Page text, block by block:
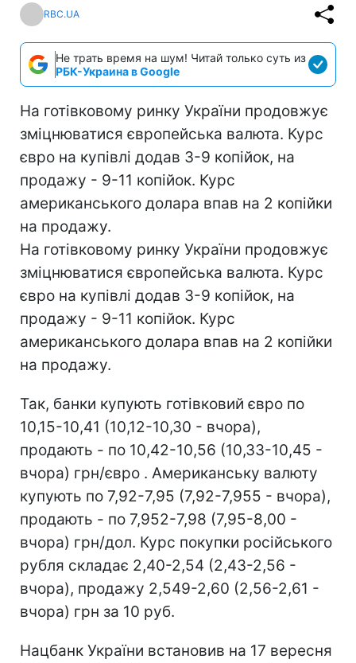
RBC.UA
Не трать время на шум! Читай только суть из
РБК-Украина в Google
На готівковому ринку України продовжує
зміцнюватися європейська валюта. Курс
євро на купівлі додав 3-9 копійок, на
продажу - 9-11 копійок. Курс
американського долара впав на 2 копійки
на продажу.
На готівковому ринку України продовжує
зміцнюватися європейська валюта. Курс
євро на купівлі додав 3-9 копійок, на
продажу - 9-11 копійок. Курс
американського долара впав на 2 копійки
на продажу.
Так, банки купують готівковий євро по
10,15-10,41 (10,12-10,30 - вчора),
продають - по 10,42-10,56 (10,33-10,45 -
вчора) грн/євро . Американську валюту
купують по 7,92-7,95 (7,92-7,955 - вчора),
продають - по 7,952-7,98 (7,95-8,00 -
вчора) грн/дол. Курс покупки російського
рубля складає 2,40-2,54 (2,43-2,56 -
вчора), продажу 2,549-2,60 (2,56-2,61 -
вчора) грн за 10 руб.
Нацбанк України встановив на 17 вересня